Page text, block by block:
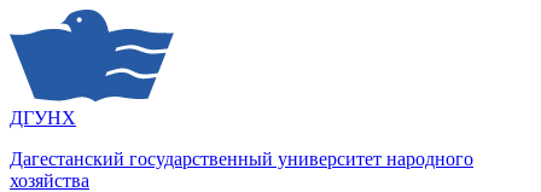
ДГУНХ
Дагестанский государственный университет народного
хозяйства